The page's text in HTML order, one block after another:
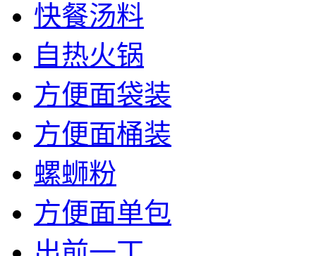
快餐汤料
自热火锅
方便面袋装
方便面桶装
螺蛳粉
方便面单包